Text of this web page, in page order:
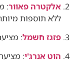
אלקטרה פאוור:
ללא תוספות
פזגז חשמל:
הוט אנרג'י: